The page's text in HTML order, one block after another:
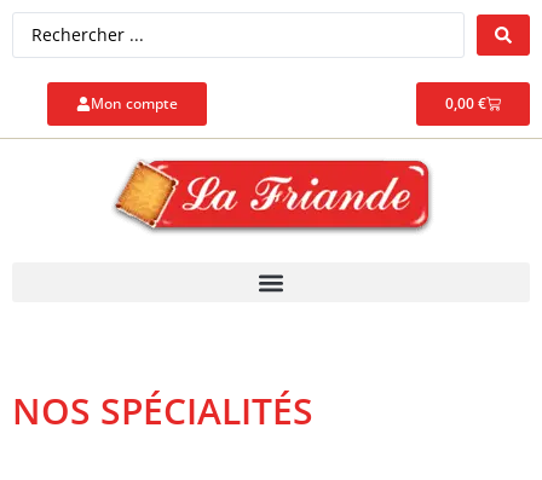
Mon compte 0,00€
NOS SPÉCIALITÉS